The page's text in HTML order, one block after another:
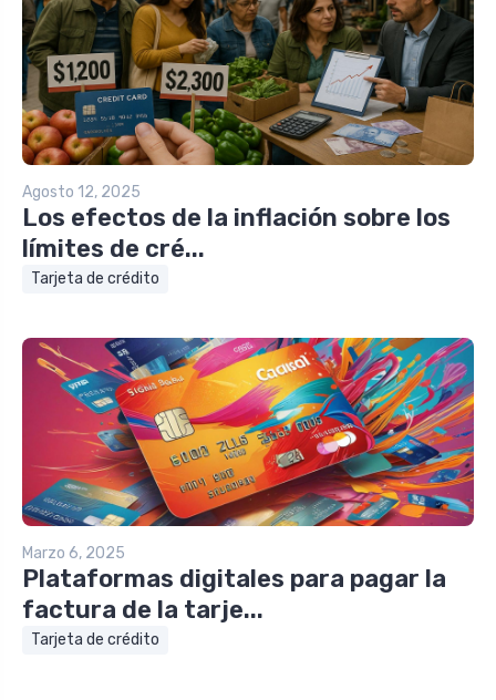
Agosto 12, 2025
Los efectos de la inflación sobre los
límites de cré...
Tarjeta de crédito
Marzo 6, 2025
Plataformas digitales para pagar la
factura de la tarje...
Tarjeta de crédito